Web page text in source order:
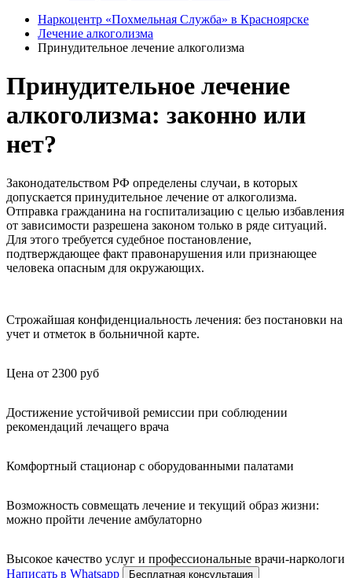
Наркоцентр «Похмельная Служба» в Красноярске
Лечение алкоголизма
Принудительное лечение алкоголизма
Принудительное лечение
алкоголизма: законно или
нет?
Законодательством РФ определены случаи, в которых
допускается принудительное лечение от алкоголизма.
Отправка гражданина на госпитализацию с целью избавления
от зависимости разрешена законом только в ряде ситуаций.
Для этого требуется судебное постановление,
подтверждающее факт правонарушения или признающее
человека опасным для окружающих.
Строжайшая конфиденциальность лечения: без постановки на
учет и отметок в больничной карте.
Цена от 2300 руб
Достижение устойчивой ремиссии при соблюдении
рекомендаций лечащего врача
Комфортный стационар с оборудованными палатами
Возможность совмещать лечение и текущий образ жизни:
можно пройти лечение амбулаторно
Высокое качество услуг и профессиональные врачи-наркологи
Написать в Whatsapp
Бесплатная консультация